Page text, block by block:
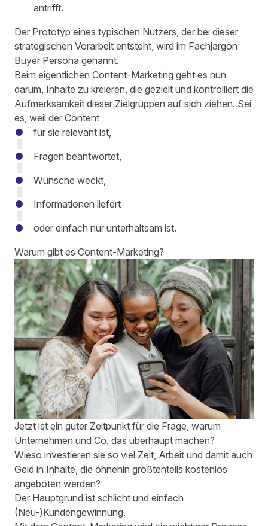
antrifft.
Der Prototyp eines typischen Nutzers, der bei dieser
strategischen Vorarbeit entsteht, wird im Fachjargon
Buyer Persona genannt.
Beim eigentlichen Content-Marketing geht es nun
darum, Inhalte zu kreieren, die gezielt und kontrolliert die
Aufmerksamkeit dieser Zielgruppen auf sich ziehen. Sei
es, weil der Content
für sie relevant ist,
Fragen beantwortet,
Wünsche weckt,
Informationen liefert
oder einfach nur unterhaltsam ist.
Warum gibt es Content-Marketing?
Jetzt ist ein guter Zeitpunkt für die Frage, warum
Unternehmen und Co. das überhaupt machen?
Wieso investieren sie so viel Zeit, Arbeit und damit auch
Geld in Inhalte, die ohnehin größtenteils kostenlos
angeboten werden?
Der Hauptgrund ist schlicht und einfach
(Neu-)Kundengewinnung.